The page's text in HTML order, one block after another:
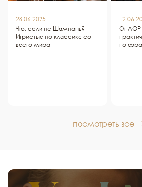
28.06.2025
Что, если не Шампань?
Игристые по классике со
всего мира
От
по
посмотреть все